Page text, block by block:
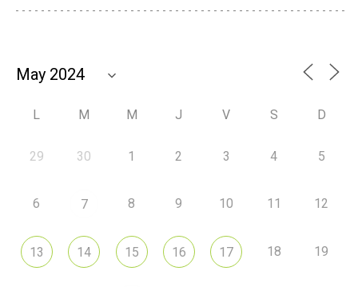
L M M J V S D
29 30 1 2 3 4 5
6 7 8 9 10 11 12
13 14 15 16 17 18 19